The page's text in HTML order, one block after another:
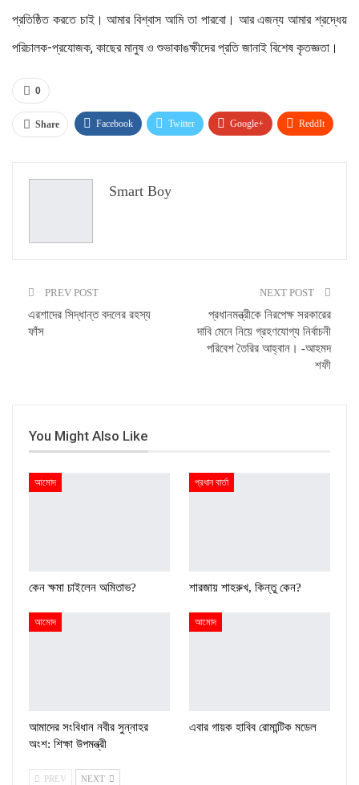
প্রতিষ্ঠিত করতে চাই। আমার বিশ্বাস আমি তা পারবো। আর এজন্য আমার শ্রদ্ধেয়
পরিচালক-প্রযোজক, কাছের মানুষ ও শুভাকাঙক্ষীদের প্রতি জানাই বিশেষ কৃতজ্ঞতা।
0
Share Facebook Twitter Google+ ReddIt
Smart Boy
PREV POST
এরশাদের সিদ্ধান্ত বদলের রহস্য
ফাঁস
NEXT POST
প্রধানমন্ত্রীকে নিরপেক্ষ সরকারের
দাবি মেনে নিয়ে গ্রহণযোগ্য নির্বাচনী
পরিবেশ তৈরির আহ্বান। -আহমদ
শফী
You Might Also Like
আমোদ
কেন ক্ষমা চাইলেন অমিতাভ?
প্রধান বার্তা
শারজায় শাহরুখ, কিন্তু কেন?
আমোদ
আমাদের সংবিধান নবীর সুন্নাহর
অংশ: শিক্ষা উপমন্ত্রী
আমোদ
এবার গায়ক হাবিব রোমান্টিক মডেল
PREV NEXT